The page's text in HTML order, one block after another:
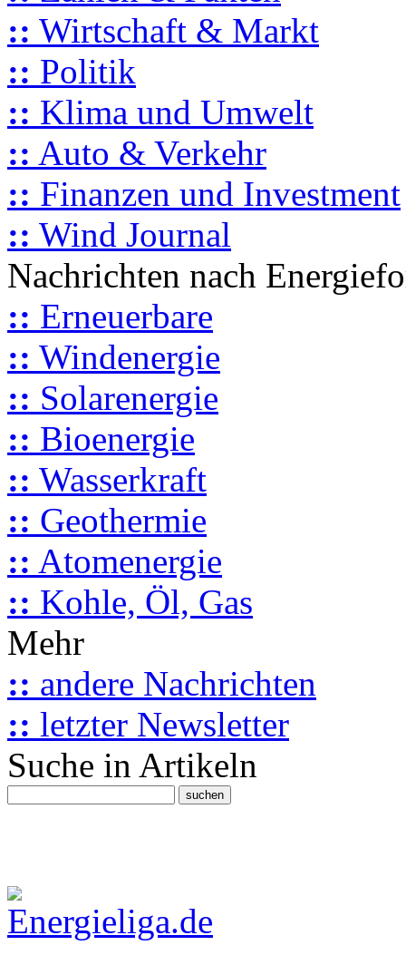
:: Wirtschaft & Markt
:: Politik
:: Klima und Umwelt
:: Auto & Verkehr
:: Finanzen und Investment
:: Wind Journal
Nachrichten nach
:: Erneuerbare
:: Windenergie
:: Solarenergie
:: Bioenergie
:: Wasserkraft
:: Geothermie
:: Atomenergie
:: Kohle, Öl, Gas
Mehr
:: andere Nachrichten
:: letzter Newsletter
Suche in Artikeln